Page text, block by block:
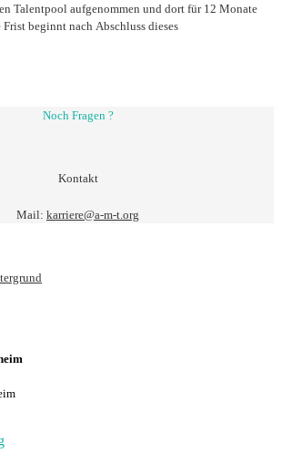
Talentpool aufgenommen und dort für 12 Monate
beginnt nach Abschluss dieses
Noch Fragen ?
Kontakt
Mail: karriere@a-m-t.org